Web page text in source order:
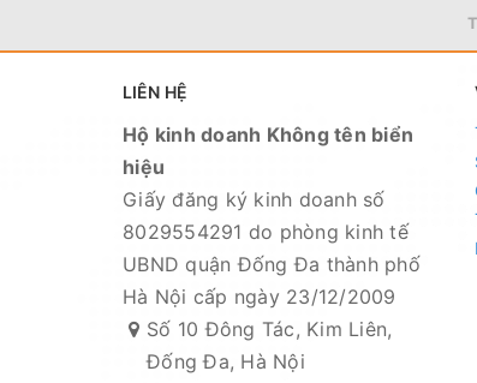
LIÊN HỆ
Hộ kinh doanh Không tên biển
hiệu
Giấy đăng ký kinh doanh số
8029554291 do phòng kinh tế
UBND quận Đống Đa thành phố
Hà Nội cấp ngày 23/12/2009
Số 10 Đông Tác, Kim Liên,
Đống Đa, Hà Nội